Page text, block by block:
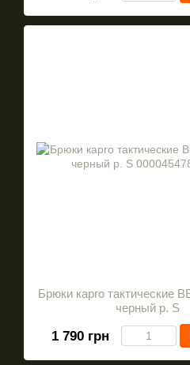
Брюки карго тактические
черный р. S
1 790 грн